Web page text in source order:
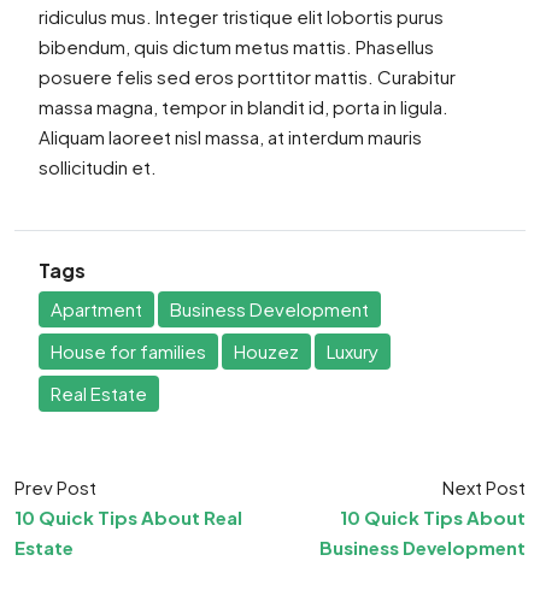
ridiculus mus. Integer tristique elit lobortis purus
bibendum, quis dictum metus mattis. Phasellus
posuere felis sed eros porttitor mattis. Curabitur
massa magna, tempor in blandit id, porta in ligula.
Aliquam laoreet nisl massa, at interdum mauris
sollicitudin et.
Tags
Apartment
Business Development
House for families
Houzez
Luxury
Real Estate
Prev Post
10 Quick Tips About Real
Estate
Next Post
10 Quick Tips About
Business Development